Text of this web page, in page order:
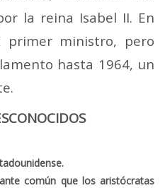
la reina Isabel II. En
primer ministro, pero
hasta 1964, un
común que los aristócratas